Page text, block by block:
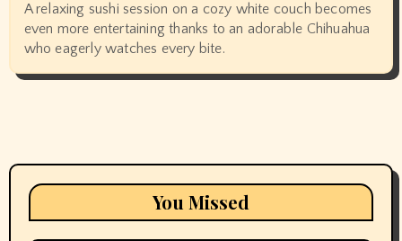
A relaxing sushi session on a cozy white couch becomes
even more entertaining thanks to an adorable Chihuahua
who eagerly watches every bite.
You Missed